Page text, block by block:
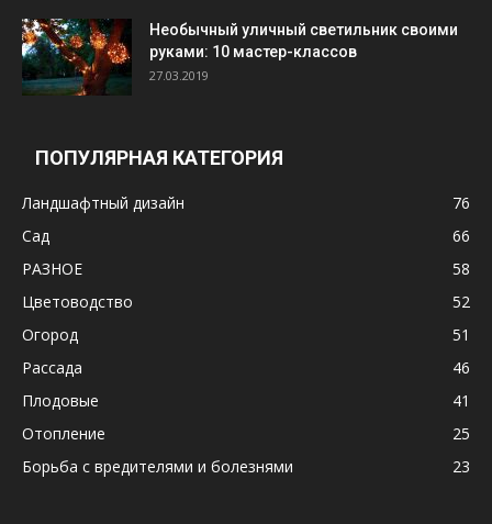
Необычный уличный светильник своими
руками: 10 мастер-классов
27.03.2019
ПОПУЛЯРНАЯ КАТЕГОРИЯ
Ландшафтный дизайн
76
Сад
66
РАЗНОЕ
58
Цветоводство
52
Огород
51
Рассада
46
Плодовые
41
Отопление
25
Борьба с вредителями и болезнями
23